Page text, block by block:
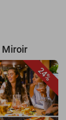
Miroir
24%